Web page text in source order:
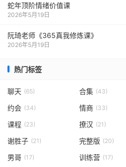
蛇年顶阶情绪价值课
2026年5月19日
阮琦老师《365真我修炼课》
2026年5月19日
热门标签
聊天 (65) 合集 (43)
约会 (34) 情商 (33)
课程 (23) 撩汉 (21)
谢胜子 (21) 完整版 (20)
男哥 (17) 训练营 (17)